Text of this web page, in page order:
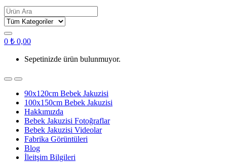
Search
for:
0 ₺ 0,00
Sepetinizde ürün bulunmuyor.
90x120cm Bebek Jakuzisi
100x150cm Bebek Jakuzisi
Hakkımızda
Bebek Jakuzisi Fotoğraflar
Bebek Jakuzisi Videolar
Fabrika Görüntüleri
Blog
İleitşim Bilgileri